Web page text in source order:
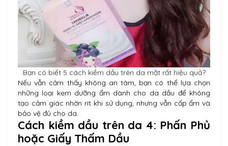
Bạn có biết 5 cách kiềm dầu trên da mặt rất hiệu quả?
Nếu vẫn cảm thấy không an tâm, bạn có thể lựa chọn
những loại kem dưỡng ẩm dành cho da dầu để không
tạo cảm giác nhờn rít khi sử dụng, nhưng vẫn cấp ẩm và
bảo vệ đủ cho da.
Cách kiềm dầu trên da 4: Phấn Phủ
hoặc Giấy Thấm Dầu